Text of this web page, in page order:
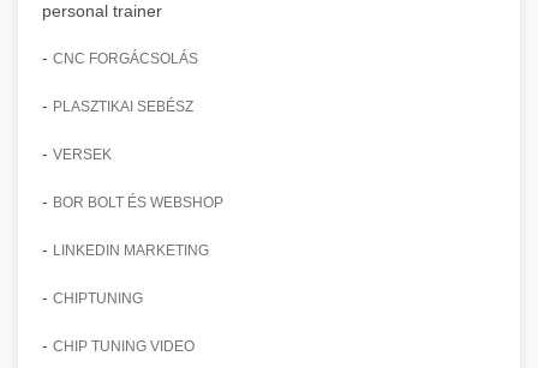
personal trainer
- CNC FORGÁCSOLÁS
- PLASZTIKAI SEBÉSZ
- VERSEK
- BOR BOLT ÉS WEBSHOP
- LINKEDIN MARKETING
- CHIPTUNING
- CHIP TUNING VIDEO